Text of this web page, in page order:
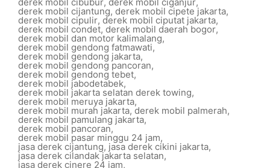
derek mobil cijantung, derek mobil cipete jakarta,
derek mobil cipulir, derek mobil ciputat jakarta,
derek mobil condet, derek mobil daerah bogor,
derek mobil dan motor kalimalang,
derek mobil gendong fatmawati,
derek mobil gendong jakarta,
derek mobil gendong pancoran,
derek mobil gendong tebet,
derek mobil jabodetabek,
derek mobil jakarta selatan derek towing,
derek mobil meruya jakarta,
derek mobil murah jakarta, derek mobil palmerah,
derek mobil pamulang jakarta,
derek mobil pancoran,
derek mobil pasar minggu 24 jam,
jasa derek cijantung, jasa derek cikini jakarta,
jasa derek cilandak jakarta selatan,
jasa derek cinere 24 jam,